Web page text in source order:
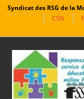
Syndicat des RSG de la
CSN
contenu